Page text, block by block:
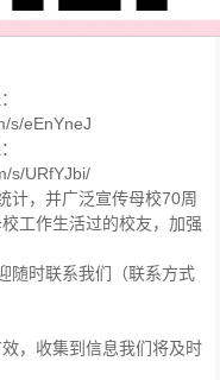
s/eEnYneJ
s/URfYJbi/
计，并广泛宣传母校70周
工作生活过的校友，加强
随时联系我们（联系方式
，收集到信息我们将及时